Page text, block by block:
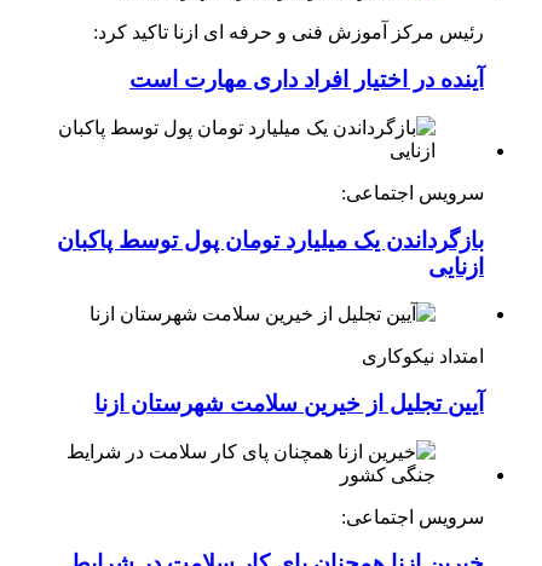
رئیس مرکز آموزش فنی و حرفه ای ازنا تاکید کرد:
آینده در اختیار افراد داری مهارت است
سرویس اجتماعی:
بازگرداندن یک میلیارد تومان پول توسط پاکبان
ازنایی
امتداد نیکوکاری
آیین تجلیل از خیرین سلامت شهرستان ازنا
سرویس اجتماعی: